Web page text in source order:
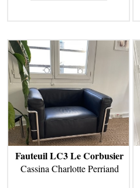
Fauteuil LC3 Le Corbusier
Cassina Charlotte Perriand